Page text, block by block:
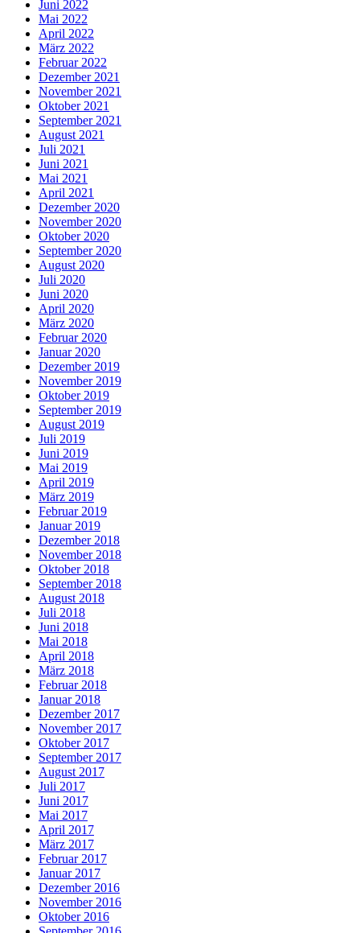
Juni 2022
Mai 2022
April 2022
März 2022
Februar 2022
Dezember 2021
November 2021
Oktober 2021
September 2021
August 2021
Juli 2021
Juni 2021
Mai 2021
April 2021
Dezember 2020
November 2020
Oktober 2020
September 2020
August 2020
Juli 2020
Juni 2020
April 2020
März 2020
Februar 2020
Januar 2020
Dezember 2019
November 2019
Oktober 2019
September 2019
August 2019
Juli 2019
Juni 2019
Mai 2019
April 2019
März 2019
Februar 2019
Januar 2019
Dezember 2018
November 2018
Oktober 2018
September 2018
August 2018
Juli 2018
Juni 2018
Mai 2018
April 2018
März 2018
Februar 2018
Januar 2018
Dezember 2017
November 2017
Oktober 2017
September 2017
August 2017
Juli 2017
Juni 2017
Mai 2017
April 2017
März 2017
Februar 2017
Januar 2017
Dezember 2016
November 2016
Oktober 2016